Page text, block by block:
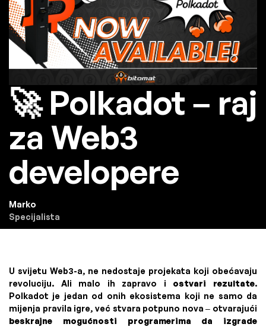
🚀 Polkadot – raj
za Web3
developere
Marko
Specijalista
U svijetu Web3-a, ne nedostaje projekata koji obećavaju
revoluciju. Ali malo ih zapravo i ostvari rezultate.
Polkadot je jedan od onih ekosistema koji ne samo da
mijenja pravila igre, već stvara potpuno nova – otvarajući
beskrajne mogućnosti programerima da izgrade